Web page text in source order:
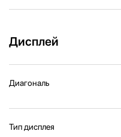
Дисплей
Диагональ
Тип дисплея